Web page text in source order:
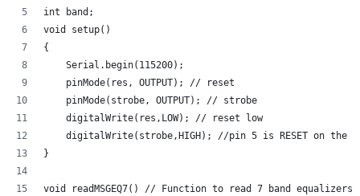
int band;
void setup()
{
    Serial.begin(115200);
    pinMode(res, OUTPUT); // reset
    pinMode(strobe, OUTPUT); // strobe
    digitalWrite(res,LOW); // reset low
digitalWrite(strobe,HIGH); //pin 5 is RESET on the
}
void readMSGEQ7() // Function to read 7 band equalizers